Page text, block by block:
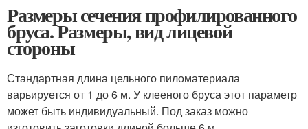
Размеры сечения профилированного
бруса. Размеры, вид лицевой
стороны
Стандартная длина цельного пиломатериала
варьируется от 1 до 6 м. У клееного бруса этот параметр
может быть индивидуальный. Под заказ можно